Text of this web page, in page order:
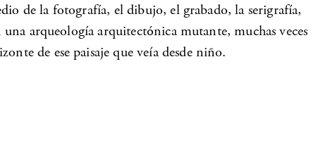
de la fotografía, el dibujo, el grabado, la serigrafía,
arqueología arquitectónica mutante, muchas veces
de ese paisaje que veía desde niño.